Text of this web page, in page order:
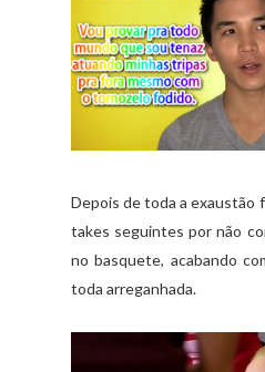
Depois de toda a exaustão
takes seguintes por não
no basquete, acabando
toda arreganhada.